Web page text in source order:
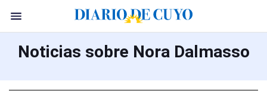
Noticias sobre Nora Dalmasso